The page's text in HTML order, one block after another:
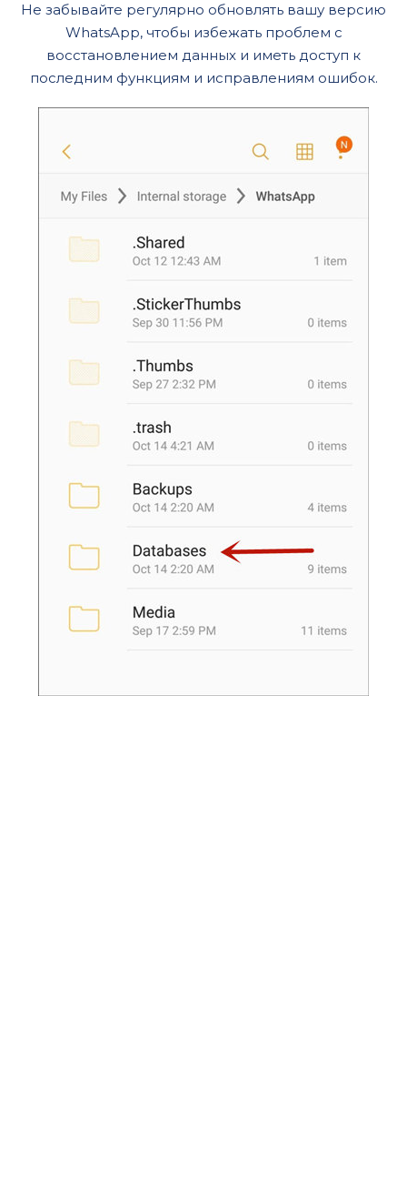
Не забывайте регулярно обновлять вашу версию
WhatsApp, чтобы избежать проблем с
восстановлением данных и иметь доступ к
последним функциям и исправлениям ошибок.